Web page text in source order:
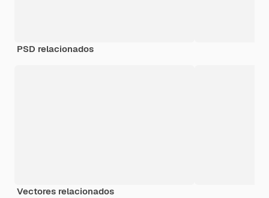
PSD relacionados
Vectores relacionados